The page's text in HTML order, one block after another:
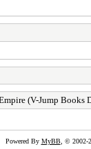
(V-Jump Books
Powered By MyBB, © 2002-